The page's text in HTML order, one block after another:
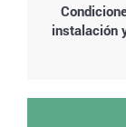
instalación